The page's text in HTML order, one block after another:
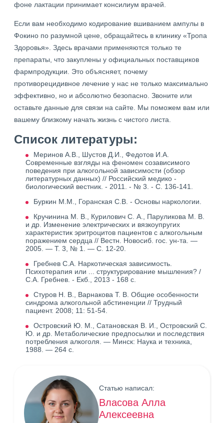
фоне лактации принимает консилиум врачей.
Если вам необходимо кодирование вшиванием ампулы в
Фокино по разумной цене, обращайтесь в клинику «Тропа
Здоровья». Здесь врачами применяются только те
препараты, что закуплены у официальных поставщиков
фармпродукции. Это объясняет, почему
противорецидивное лечение у нас не только максимально
эффективно, но и абсолютно безопасно. Звоните или
оставьте данные для связи на сайте. Мы поможем вам или
вашему близкому начать жизнь с чистого листа.
Список литературы:
Меринов А.В., Шустов Д.И., Федотов И.А.
Современные взгляды на феномен созависимого
поведения при алкогольной зависимости (обзор
литературных данных) // Российский медико -
биологический вестник. - 2011. - № 3. - С. 136-141.
Буркин М.М., Горанская С.В. - Основы наркологии.
Кручинина М. В., Курилович С. А., Паруликова М. В.
и др. Изменение электрических и вязкоупругих
характеристик эритроцитов пациентов с алкогольным
поражением сердца // Вестн. Новосиб. гос. ун-та. —
2005. — Т. 3, № 1. — С. 12-20.
Гребнев С.А. Наркотическая зависимость.
Психотерапия или ... структурирование мышления? /
С.А. Гребнев. - Екб., 2013 - 168 с.
Стуров Н. В., Варнакова Т. В. Общие особенности
синдрома алкогольной абстиненции // Трудный
пациент. 2008; 11: 51-54.
Островский Ю. М., Сатановская В. И., Островский С.
Ю. и др. Метаболические предпосылки и последствия
потребления алкоголя. — Минск: Наука и техника,
1988. — 264 с.
Статью написал:
Власова Алла
Алексеевна